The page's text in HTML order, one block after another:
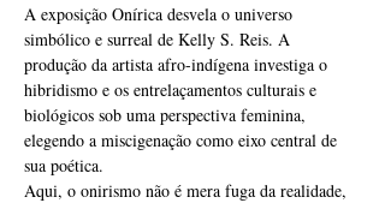
A exposição Onírica desvela o universo
simbólico e surreal de Kelly S. Reis. A
produção da artista afro-indígena investiga o
hibridismo e os entrelaçamentos culturais e
biológicos sob uma perspectiva feminina,
elegendo a miscigenação como eixo central de
sua poética.
Aqui, o onirismo não é mera fuga da realidade,